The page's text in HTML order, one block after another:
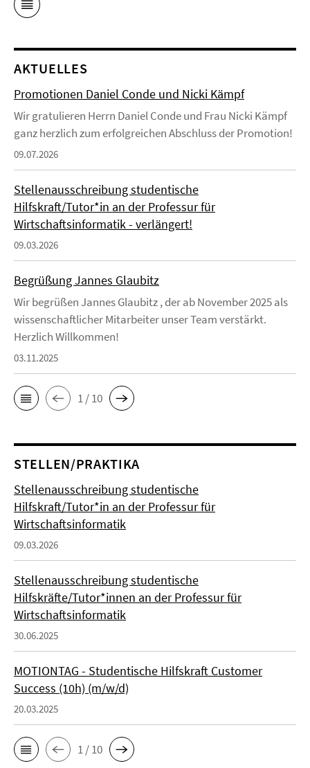
AKTUELLES
Promotionen Daniel Conde und Nicki Kämpf
Wir gratulieren Herrn Daniel Conde und Frau Nicki Kämpf
ganz herzlich zum erfolgreichen Abschluss der Promotion!
09.07.2026
Stellenausschreibung studentische
Hilfskraft/Tutor*in an der Professur für
Wirtschaftsinformatik - verlängert!
09.03.2026
Begrüßung Jannes Glaubitz
Wir begrüßen Jannes Glaubitz , der ab November 2025 als
wissenschaftlicher Mitarbeiter unser Team verstärkt.
Herzlich Willkommen!
03.11.2025
1 / 10
STELLEN/PRAKTIKA
Stellenausschreibung studentische
Hilfskraft/Tutor*in an der Professur für
Wirtschaftsinformatik
09.03.2026
Stellenausschreibung studentische
Hilfskräfte/Tutor*innen an der Professur für
Wirtschaftsinformatik
30.06.2025
MOTIONTAG - Studentische Hilfskraft Customer
Success (10h) (m/w/d)
20.03.2025
1 / 10